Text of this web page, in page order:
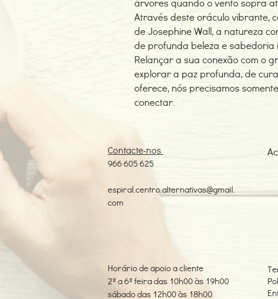
Através deste oráculo vibrante,
de Josephine Wall, a natureza
de profunda beleza e sabedoria
Relançar a sua conexão com o
explorar a paz profunda, de
oferece, nós precisamos
conectar.
Contacte-nos
966 605 625
espiral.centro.alternativas@gmail.
com
Horário de apoio a cliente
2ª a 6ª feira das 10h00 às 19h00
sábado das 12h00 às 18h00